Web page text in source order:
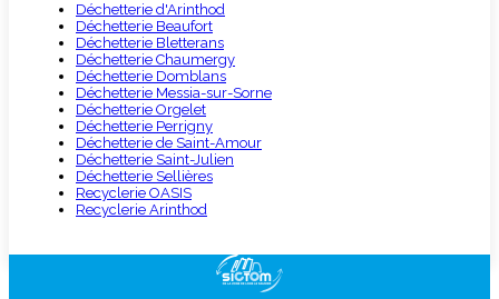
Déchetterie d'Arinthod
Déchetterie Beaufort
Déchetterie Bletterans
Déchetterie Chaumergy
Déchetterie Domblans
Déchetterie Messia-sur-Sorne
Déchetterie Orgelet
Déchetterie Perrigny
Déchetterie de Saint-Amour
Déchetterie Saint-Julien
Déchetterie Sellières
Recyclerie OASIS
Recyclerie Arinthod